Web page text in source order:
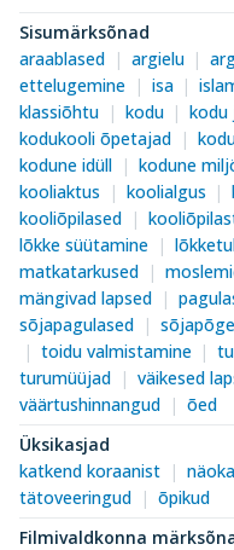
Sisumärksõnad
araablased
argielu
ettelugemine
isa
klassiõhtu
kodu kodu
kodukooli õpetajad
kodune idüll
kodune
kooliaktus
koolialgus
kooliõpilased
lõkke süütamine
matkatarkused
mängivad lapsed
sõjapagulased
toidu valmistamine
turumüüjad
väikesed
väärtushinnangud
õed
Üksikasjad
katkend koraanist
tätoveeringud
õpikud
Filmivaldkonna